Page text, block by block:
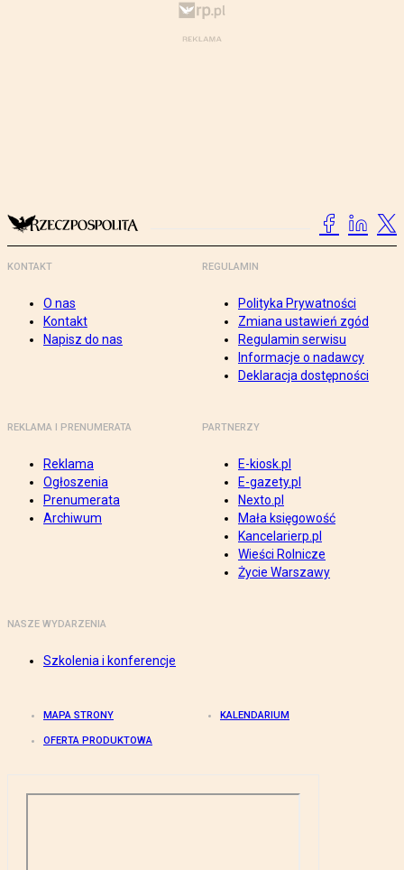
KONTAKT
O nas
Kontakt
Napisz do nas
REGULAMIN
Polityka Prywatności
Zmiana ustawień zgód
Regulamin serwisu
Informacje o nadawcy
Deklaracja dostępności
REKLAMA I PRENUMERATA
Reklama
Ogłoszenia
Prenumerata
Archiwum
PARTNERZY
E-kiosk.pl
E-gazety.pl
Nexto.pl
Mała księgowość
Kancelarierp.pl
Wieści Rolnicze
Życie Warszawy
NASZE WYDARZENIA
Szkolenia i konferencje
MAPA STRONY KALENDARIUM
OFERTA PRODUKTOWA